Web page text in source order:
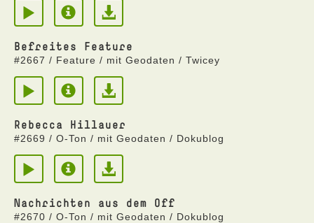
Befreites Feature
#2667 / Feature / mit Geodaten / Twicey
Rebecca Hillauer
#2669 / O-Ton / mit Geodaten / Dokublog
Nachrichten aus dem Off
#2670 / O-Ton / mit Geodaten / Dokublog